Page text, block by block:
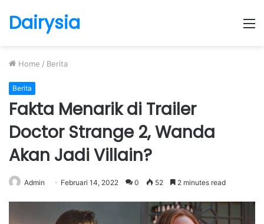
Dairysia
Home / Berita
Berita
Fakta Menarik di Trailer
Doctor Strange 2, Wanda
Akan Jadi Villain?
Admin Februari 14, 2022 0 52 2 minutes read